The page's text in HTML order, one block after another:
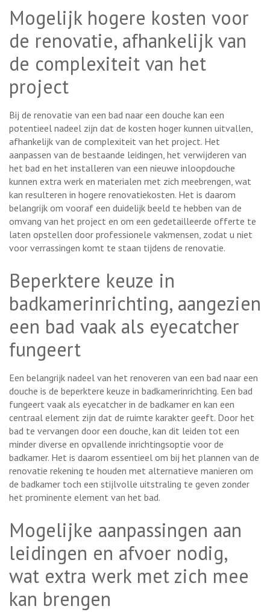
Mogelijk hogere kosten voor
de renovatie, afhankelijk van
de complexiteit van het
project
Bij de renovatie van een bad naar een douche kan een
potentieel nadeel zijn dat de kosten hoger kunnen uitvallen,
afhankelijk van de complexiteit van het project. Het
aanpassen van de bestaande leidingen, het verwijderen van
het bad en het installeren van een nieuwe inloopdouche
kunnen extra werk en materialen met zich meebrengen, wat
kan resulteren in hogere renovatiekosten. Het is daarom
belangrijk om vooraf een duidelijk beeld te hebben van de
omvang van het project en om een gedetailleerde offerte te
laten opstellen door professionele vakmensen, zodat u niet
voor verrassingen komt te staan tijdens de renovatie.
Beperktere keuze in
badkamerinrichting, aangezien
een bad vaak als eyecatcher
fungeert
Een belangrijk nadeel van het renoveren van een bad naar een
douche is de beperktere keuze in badkamerinrichting. Een bad
fungeert vaak als eyecatcher in de badkamer en kan een
centraal element zijn dat de ruimte karakter geeft. Door het
bad te vervangen door een douche, kan dit leiden tot een
minder diverse en opvallende inrichtingsoptie voor de
badkamer. Het is daarom essentieel om bij het plannen van de
renovatie rekening te houden met alternatieve manieren om
de badkamer toch een stijlvolle uitstraling te geven zonder
het prominente element van het bad.
Mogelijke aanpassingen aan
leidingen en afvoer nodig,
wat extra werk met zich mee
kan brengen